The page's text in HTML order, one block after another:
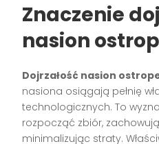
Znaczenie
nasion
Dojrzałość nasion
nasiona osiągają pełnię
technologicznych. To
rozpocząć zbiór,
minimalizując straty.